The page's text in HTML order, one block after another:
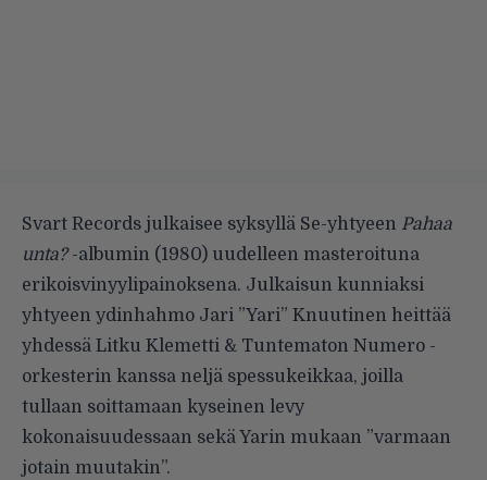
Svart Records julkaisee syksyllä Se-yhtyeen Pahaa
unta?-albumin (1980) uudelleen masteroituna
erikoisvinyylipainoksena. Julkaisun kunniaksi
yhtyeen ydinhahmo Jari ”Yari” Knuutinen heittää
yhdessä Litku Klemetti & Tuntematon Numero -
orkesterin kanssa neljä spessukeikkaa, joilla
tullaan soittamaan kyseinen levy
kokonaisuudessaan sekä Yarin mukaan ”varmaan
jotain muutakin”.